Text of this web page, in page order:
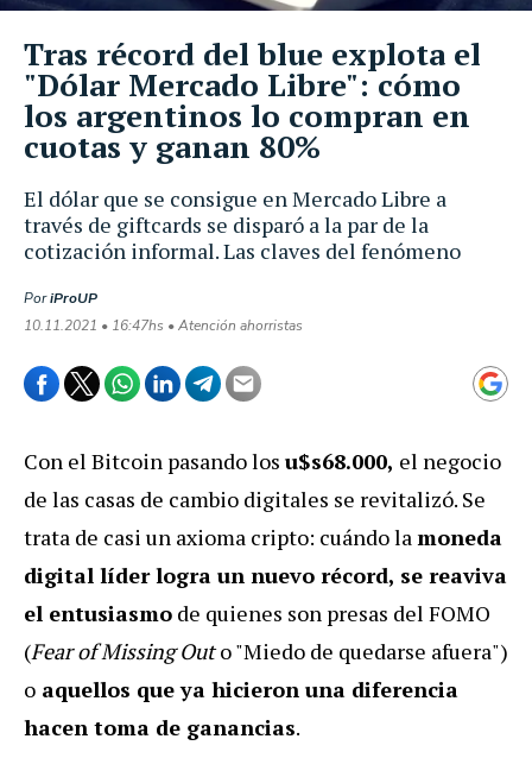
El dólar que se consigue en Mercado Libre a
través de giftcards se disparó a la par de la
cotización informal. Las claves del fenómeno
PoriProUP
10.11.2021 • 16:47hs • Atención ahorristas
Tras récord del blue explota el
"Dólar Mercado Libre": cómo
los argentinos lo compran en
cuotas y ganan 80%
Con el Bitcoin pasando los u$s68.000, el negocio
de las casas de cambio digitales se revitalizó. Se
trata de casi un axioma cripto: cuándo lamoneda
digital líder logra un nuevo récord, se reaviva
el entusiasmo de quienes son presas del FOMO
(Fear of Missing Outo "Miedo de quedarse afuera")
o aquellos que ya hicieron una diferencia
hacen toma de ganancias.